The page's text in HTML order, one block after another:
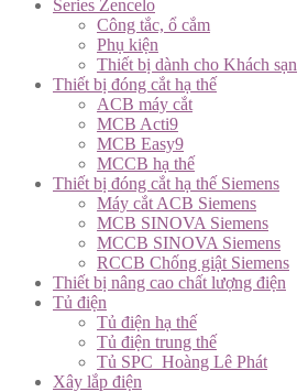
Series Zencelo
Công tắc, ổ cắm
Phụ kiện
Thiết bị dành cho Khách sạn
Thiết bị đóng cắt hạ thế
ACB máy cắt
MCB Acti9
MCB Easy9
MCCB hạ thế
Thiết bị đóng cắt hạ thế Siemens
Máy cắt ACB Siemens
MCB SINOVA Siemens
MCCB SINOVA Siemens
RCCB Chống giật Siemens
Thiết bị nâng cao chất lượng điện
Tủ điện
Tủ điện hạ thế
Tủ điện trung thế
Tủ SPC_Hoàng Lê Phát
Xây lắp điện